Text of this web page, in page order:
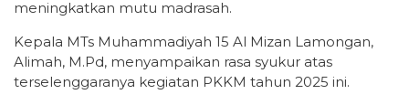
meningkatkan mutu madrasah.
Kepala MTs Muhammadiyah 15 Al Mizan Lamongan,
Alimah, M.Pd, menyampaikan rasa syukur atas
terselenggaranya kegiatan PKKM tahun 2025 ini.